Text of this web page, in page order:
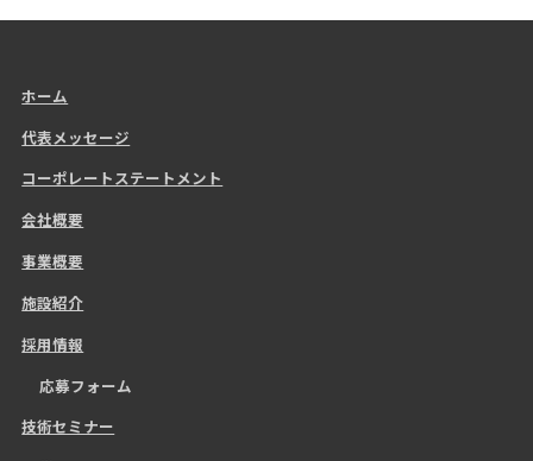
ホーム
代表メッセージ
コーポレートステートメント
会社概要
事業概要
施設紹介
採用情報
応募フォーム
技術セミナー